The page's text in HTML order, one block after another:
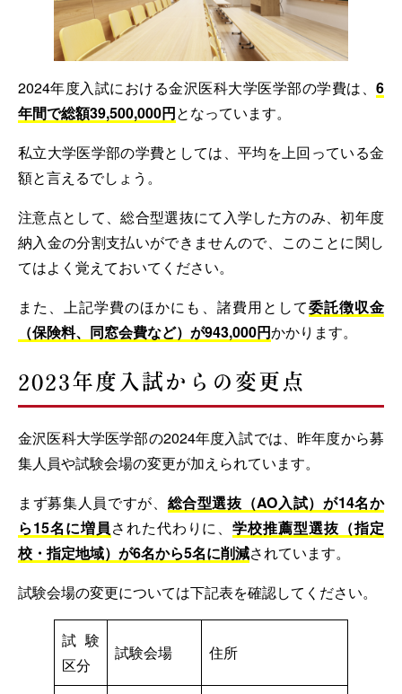
2024年度入試における金沢医科大学医学部の学費は、 6
年間で総額39,500,000円となっています。
私立大学医学部の学費としては、平均を上回っている金
額と言えるでしょう。
注意点として、総合型選抜にて入学した方のみ、初年度
納入金の分割支払いができませんので、このことに関し
てはよく覚えておいてください。
また、上記学費のほかにも、諸費用として委託徴収金
（保険料、同窓会費など）が943,000円かかります。
2023年度入試からの変更点
金沢医科大学医学部の2024年度入試では、昨年度から募
集人員や試験会場の変更が加えられています。
まず募集人員ですが、 総合型選抜（AO入試）が14名か
ら15名に増員された代わりに、学校推薦型選抜（指定
校・指定地域）が6名から5名に削減されています。
試験会場の変更については下記表を確認してください。
試験
区分
試験会場 住所